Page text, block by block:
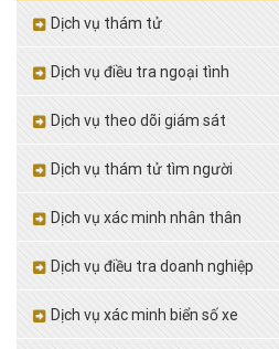
Dịch vụ thám tử
Dịch vụ điều tra ngoại tình
Dịch vụ theo dõi giám sát
Dịch vụ thám tử tìm người
Dịch vụ xác minh nhân thân
Dịch vụ điều tra doanh nghiệp
Dịch vụ xác minh biển số xe